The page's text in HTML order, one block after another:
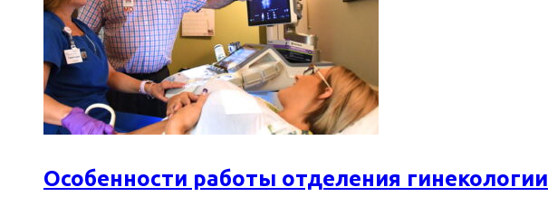
Особенности работы отделения гинекологии